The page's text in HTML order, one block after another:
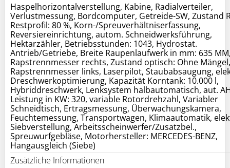
Haspelhorizontalverstellung, Kabine, Radialverteiler,
Verlustmessung, Bordcomputer, Getreide-SW, Zustand
Restprofil: 80 %, Korn-/Spreuverhältniserfassung,
Reversiereinrichtung, autom. Schneidwerksführung,
Hektarzähler, Betriebsstunden: 1043, Hydrostat.
Antrieb/Getriebe, Breite Raupenlaufwerk in mm: 635
Rapstrennmesser rechts, Zustand optisch: Ohne Mängel,
Rapstrennmesser links, Laserpilot, Staubabsaugung,
Dreschwerkoptimierung, Kapazität Korntank: 10.000 l,
Hybriddreschwerk, Lenksystem halbautomatisch, aut.
Leistung in KW: 320, variable Rotordrehzahl, Variabler
Schneidtisch, Ertragsmessung, Überwachungskamera,
Feuchtemessung, Transportwagen, Klimaautomatik,
Siebverstellung, Arbeitsscheinwerfer/Zusatzbel.,
Spreuwurfgebläse, Motorhersteller: MERCEDES-BENZ,
Hangausgleich (Siebe)
Zusätzliche Informationen